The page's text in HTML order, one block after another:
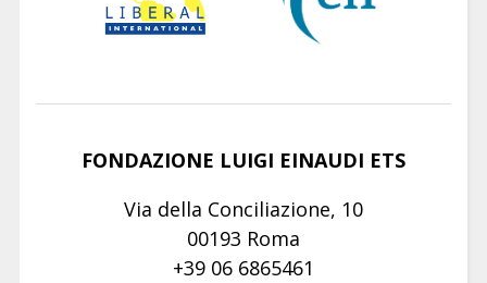
FONDAZIONE LUIGI EINAUDI ETS
Via della Conciliazione, 10
00193 Roma
+39 06 6865461